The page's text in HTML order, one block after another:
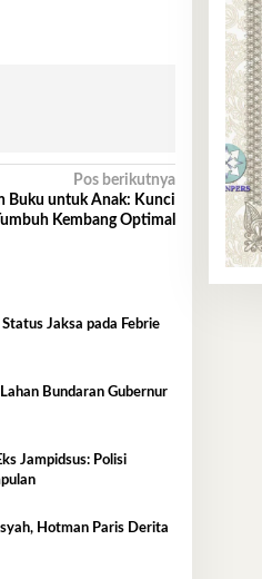
Pos berikutnya
Buku untuk Anak: Kunci
Kembang Optimal
Jaksa pada Febrie
Bundaran Gubernur
Jampidsus: Polisi
Hotman Paris Derita